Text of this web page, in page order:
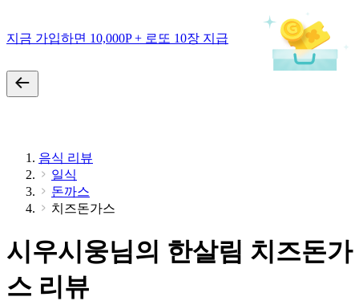
지금 가입하면 10,000P + 로또 10장 지급
음식 리뷰
일식
돈까스
치즈돈가스
시우시웅님의 한살림 치즈돈가
스 리뷰